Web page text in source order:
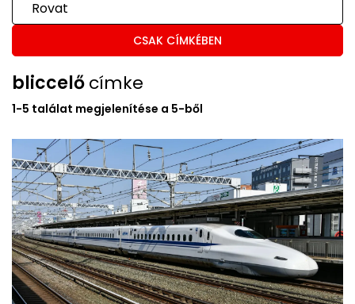
Rovat
CSAK CÍMKÉBEN
bliccelőcímke
1-5 találat megjelenítése a 5-ből